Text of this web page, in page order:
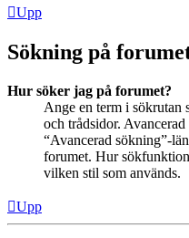
Upp
Sökning på
Hur söker jag på forumet?
Ange en term i sökrutan
och trådsidor.
“Avancerad sökning”-
forumet. Hur
vilken stil som används.
Upp